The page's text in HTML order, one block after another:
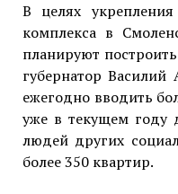
В целях
комплекса в
планируют
губернатор Василий
ежегодно вводить
уже в текущем году
людей других
более 350 квартир.